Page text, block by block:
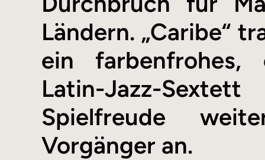
Ländern. „Caribe“
ein farbenfrohes,
Latin-Jazz-
Spielfreude
Vorgänger an.